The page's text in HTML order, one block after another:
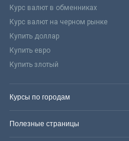
Курс валют в обменниках
Курс валют на черном рынке
Купить доллар
Купить евро
Купить злотый
Курсы по городам
Полезные страницы